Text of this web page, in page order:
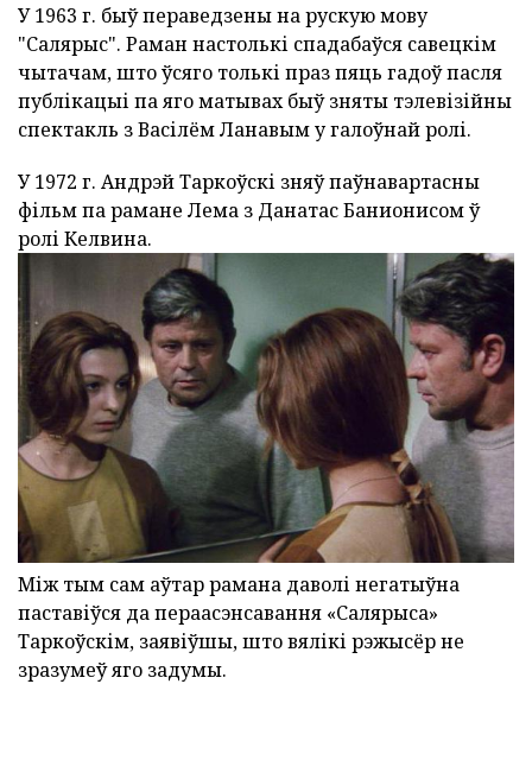
У 1963 г. быў пераведзены на рускую мову
"Салярыс". Раман настолькі спадабаўся савецкім
чытачам, што ўсяго толькі праз пяць гадоў пасля
публікацыі па яго матывах быў зняты тэлевізійны
спектакль з Васілём Ланавым у галоўнай ролі.
У 1972 г. Андрэй Таркоўскі зняў паўнавартасны
фільм па рамане Лема з Данатас Банионисом ў
ролі Келвина.
Між тым сам аўтар рамана даволі негатыўна
паставіўся да пераасэнсавання «Салярыса»
Таркоўскім, заявіўшы, што вялікі рэжысёр не
зразумеў яго задумы.